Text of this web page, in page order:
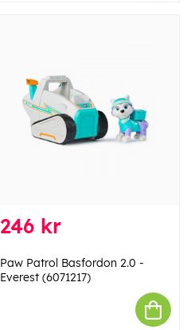
246 kr
Paw Patrol Basfordon 2.0 -
Everest (6071217)